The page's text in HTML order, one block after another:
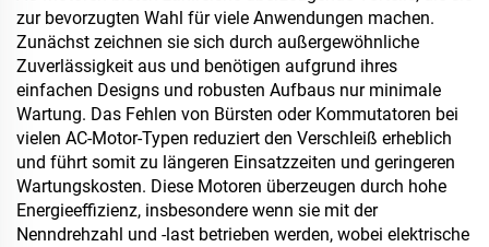
zur bevorzugten Wahl für viele Anwendungen machen.
Zunächst zeichnen sie sich durch außergewöhnliche
Zuverlässigkeit aus und benötigen aufgrund ihres
einfachen Designs und robusten Aufbaus nur minimale
Wartung. Das Fehlen von Bürsten oder Kommutatoren bei
vielen AC-Motor-Typen reduziert den Verschleiß erheblich
und führt somit zu längeren Einsatzzeiten und geringeren
Wartungskosten. Diese Motoren überzeugen durch hohe
Energieeffizienz, insbesondere wenn sie mit der
Nenndrehzahl und -last betrieben werden, wobei elektrische